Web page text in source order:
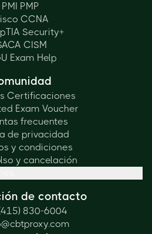
PMI PMP
CCNA
Security+
CISM
Exam Help
Certificaciones
Exam Voucher
frecuentes
de privacidad
y condiciones
y cancelación
de contacto
830-6004